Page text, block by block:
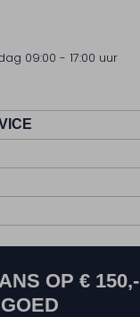
09:00 - 17:00 uur
OP € 150,-